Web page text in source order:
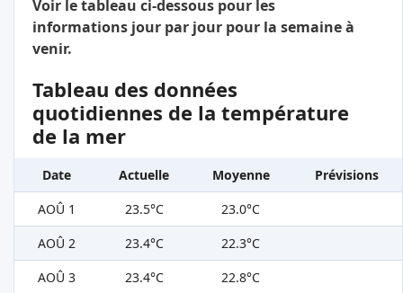
Voir le tableau ci-dessous pour les
informations jour par jour pour la semaine à
venir.
Tableau des données
quotidiennes de la température
de la mer
Date Actuelle Moyenne
Prévisions
AOÛ 1
23.5°C
23.0°C
AOÛ 2
23.4°C
22.3°C
AOÛ 3
23.4°C
22.8°C